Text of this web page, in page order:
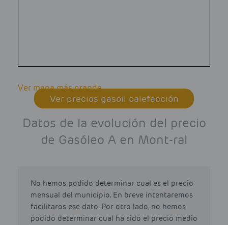
Ver mapa más grande
Ver precios gasoil calefacción
Datos de la evolución del precio
de Gasóleo A en Mont-ral
No hemos podido determinar cual es el precio
mensual del municipio. En breve intentaremos
facilitaros ese dato. Por otro lado, no hemos
podido determinar cual ha sido el precio medio